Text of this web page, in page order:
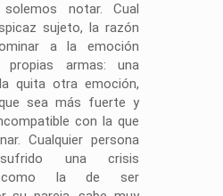
notar. Cual
sujeto, la razón
a la emoción
propias armas: una
quita otra emoción,
sea más fuerte y
con la que
Cualquier persona
una crisis
como la de ser